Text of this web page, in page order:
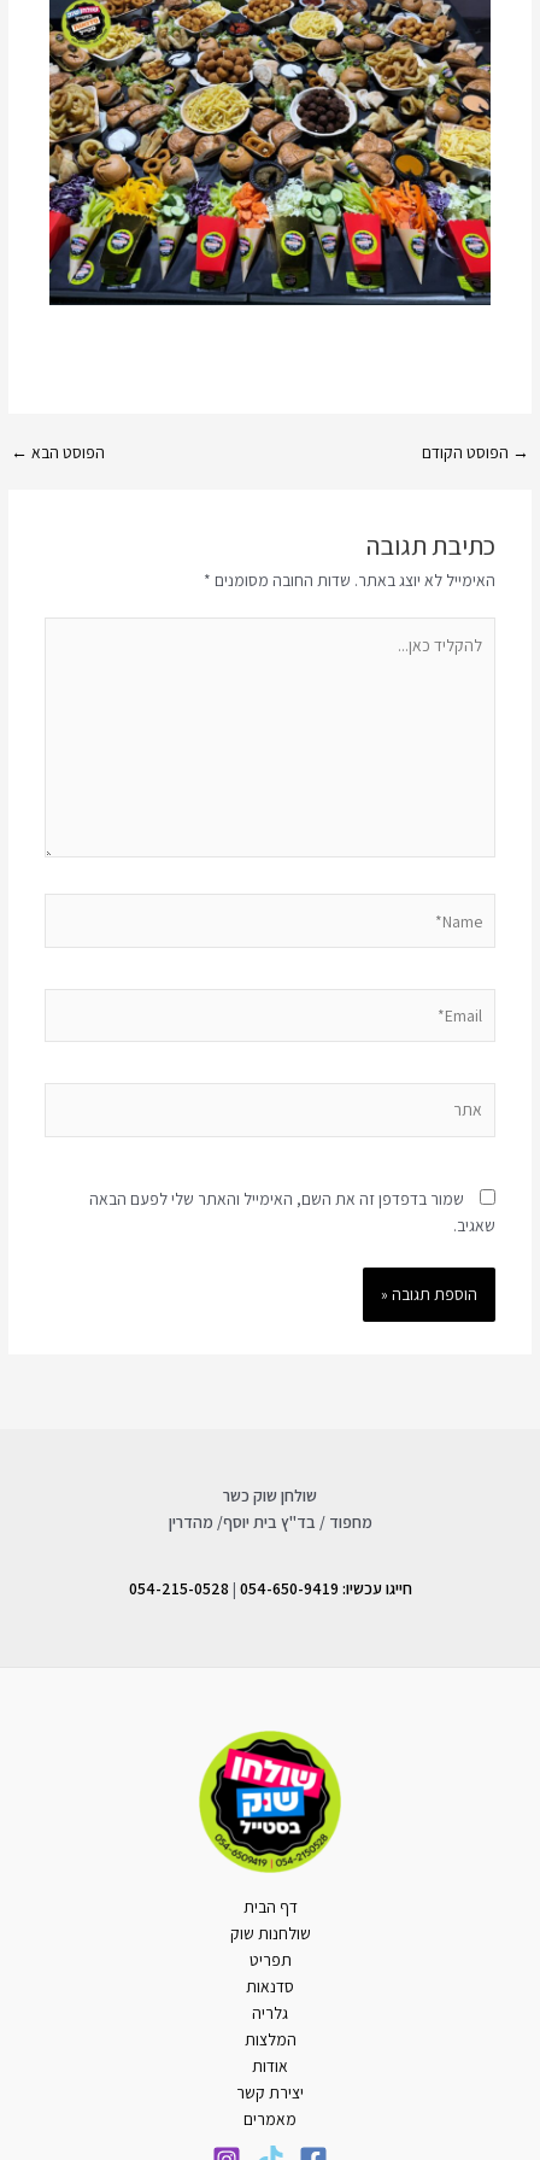
→ הפוסט הקודם הפוסט הבא ←
כתיבת תגובה
האימייל לא יוצג באתר. שדות החובה מסומנים *
כאן...
שמור בדפדפן זה את השם, האימייל והאתר שלי לפעם הבאה
שאגיב.
שולחן שוק כשר
מחפוד / בד"ץ בית יוסף/ מהדרין
חייגו עכשיו: 054-650-9419 |
054-215-0528
דף הבית
שולחנות שוק
תפריט
סדנאות
גלריה
המלצות
אודות
יצירת קשר
מאמרים